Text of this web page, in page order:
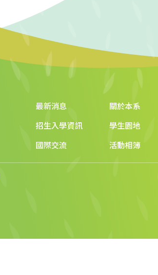
最新消息
關於本系
招生入學資訊
學生園地
國際交流
活動相簿